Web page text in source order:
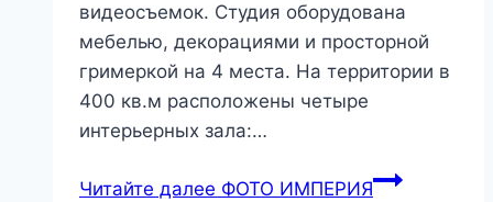
видеосъемок. Студия оборудована
мебелью, декорациями и просторной
гримеркой на 4 места. На территории в
400 кв.м расположены четыре
интерьерных зала:…
Читайте далее ФОТО ИМПЕРИЯ